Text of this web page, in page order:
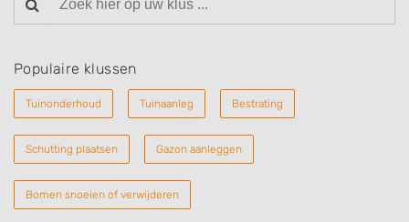
Populaire klussen
Tuinonderhoud Tuinaanleg Bestrating
Schutting plaatsen Gazon aanleggen
Bomen snoeien of verwijderen